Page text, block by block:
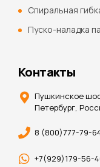
Спиральная
Пуско-наладка
Контакты
Пушкинское
Петербург,
8 (800)777-79-
+7(929)179-56-